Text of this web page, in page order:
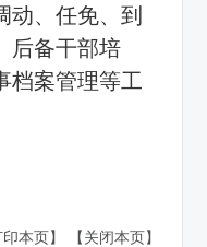
动、任免、到
后备干部培
档案管理等工
印本页】 【关闭本页】